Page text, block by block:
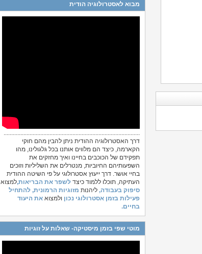
מבוא לאסטרולוגיה הודית
.........................................................................................
דרך האסטרולוגיה ההודית ניתן להבין מהם חוקי
הקארמה, כיצד הם מלווים אותנו בכל גלגולינו, מהו
תפקידם של הכוכבים בחיינו ואיך מחזקים את
השפעותיהם החיוביות, מנטרלים את השליליות וזוכים
בחיי אושר. דרך ייעוץ אסטרולוגי על פי השיטה ההודית
העתיקה, תוכלו ללמוד כיצד לשפר את הבריאות,למצוא
סיפוק בעבודה, ליהנות מזוגיות הרמונית, להתחיל
פעילות בזמן אסטרולוגי נכון ולמצוא את היעוד
בחיים.
מוטי שפי בזמן מיסטיקה- שאלות על זוגיות